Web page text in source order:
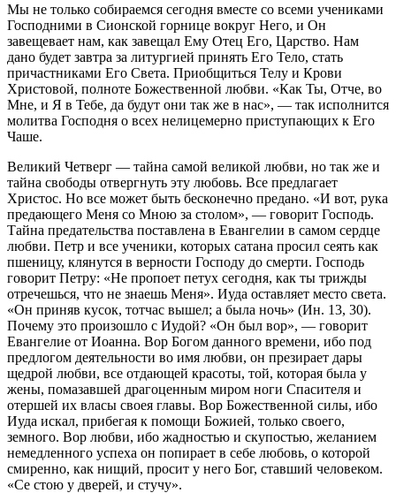
Мы не только собираемся сегодня вместе со всеми учениками
Господними в Сионской горнице вокруг Него, и Он
завещевает нам, как завещал Ему Отец Его, Царство. Нам
дано будет завтра за литургией принять Его Тело, стать
причастниками Его Света. Приобщиться Телу и Крови
Христовой, полноте Божественной любви. «Как Ты, Отче, во
Мне, и Я в Тебе, да будут они так же в нас», — так исполнится
молитва Господня о всех нелицемерно приступающих к Его
Чаше.
Великий Четверг — тайна самой великой любви, но так же и
тайна свободы отвергнуть эту любовь. Все предлагает
Христос. Но все может быть бесконечно предано. «И вот, рука
предающего Меня со Мною за столом», — говорит Господь.
Тайна предательства поставлена в Евангелии в самом сердце
любви. Петр и все ученики, которых сатана просил сеять как
пшеницу, клянутся в верности Господу до смерти. Господь
говорит Петру: «Не пропоет петух сегодня, как ты трижды
отречешься, что не знаешь Меня». Иуда оставляет место света.
«Он приняв кусок, тотчас вышел; а была ночь» (Ин. 13, 30).
Почему это произошло с Иудой? «Он был вор», — говорит
Евангелие от Иоанна. Вор Богом данного времени, ибо под
предлогом деятельности во имя любви, он презирает дары
щедрой любви, все отдающей красоты, той, которая была у
жены, помазавшей драгоценным миром ноги Спасителя и
отершей их власы своея главы. Вор Божественной силы, ибо
Иуда искал, прибегая к помощи Божией, только своего,
земного. Вор любви, ибо жадностью и скупостью, желанием
немедленного успеха он попирает в себе любовь, о которой
смиренно, как нищий, просит у него Бог, ставший человеком.
«Се стою у дверей, и стучу».